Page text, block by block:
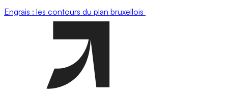
Engrais : les contours du plan bruxellois